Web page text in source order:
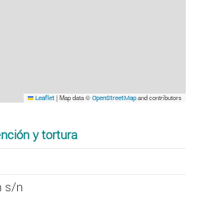
Leaflet |Map data © OpenStreetMapand contributors
y tortura
s/n